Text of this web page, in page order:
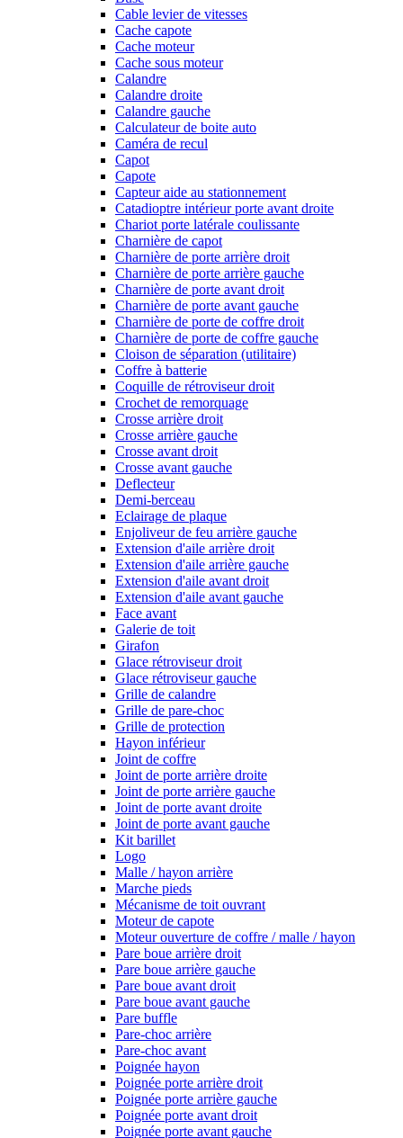
Cable levier de vitesses
Cache capote
Cache moteur
Cache sous moteur
Calandre
Calandre droite
Calandre gauche
Calculateur de boite auto
Caméra de recul
Capot
Capote
Capteur aide au stationnement
Catadioptre intérieur porte avant droite
Chariot porte latérale coulissante
Charnière de capot
Charnière de porte arrière droit
Charnière de porte arrière gauche
Charnière de porte avant droit
Charnière de porte avant gauche
Charnière de porte de coffre droit
Charnière de porte de coffre gauche
Cloison de séparation (utilitaire)
Coffre à batterie
Coquille de rétroviseur droit
Crochet de remorquage
Crosse arrière droit
Crosse arrière gauche
Crosse avant droit
Crosse avant gauche
Deflecteur
Demi-berceau
Eclairage de plaque
Enjoliveur de feu arrière gauche
Extension d'aile arrière droit
Extension d'aile arrière gauche
Extension d'aile avant droit
Extension d'aile avant gauche
Face avant
Galerie de toit
Girafon
Glace rétroviseur droit
Glace rétroviseur gauche
Grille de calandre
Grille de pare-choc
Grille de protection
Hayon inférieur
Joint de coffre
Joint de porte arrière droite
Joint de porte arrière gauche
Joint de porte avant droite
Joint de porte avant gauche
Kit barillet
Logo
Malle / hayon arrière
Marche pieds
Mécanisme de toit ouvrant
Moteur de capote
Moteur ouverture de coffre / malle / hayon
Pare boue arrière droit
Pare boue arrière gauche
Pare boue avant droit
Pare boue avant gauche
Pare buffle
Pare-choc arrière
Pare-choc avant
Poignée hayon
Poignée porte arrière droit
Poignée porte arrière gauche
Poignée porte avant droit
Poignée porte avant gauche